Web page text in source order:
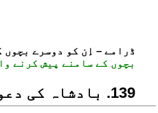
!ڈرامے – اِن کو دوسرے
بچوں کے سامنے پیش کرنے
931. بادشاہ کی